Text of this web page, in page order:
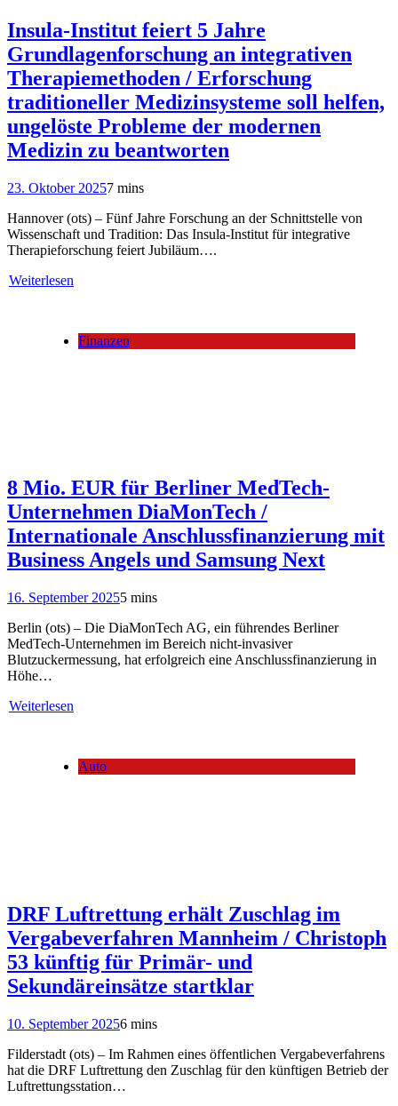
Insula-Institut feiert 5 Jahre
Grundlagenforschung an integrativen
Therapiemethoden / Erforschung
traditioneller Medizinsysteme soll helfen,
ungelöste Probleme der modernen
Medizin zu beantworten
23. Oktober 20257 mins
Hannover (ots) – Fünf Jahre Forschung an der Schnittstelle von
Wissenschaft und Tradition: Das Insula-Institut für integrative
Therapieforschung feiert Jubiläum….
Weiterlesen
Finanzen
8 Mio. EUR für Berliner MedTech-
Unternehmen DiaMonTech /
Internationale Anschlussfinanzierung mit
Business Angels und Samsung Next
16. September 20255 mins
Berlin (ots) – Die DiaMonTech AG, ein führendes Berliner
MedTech-Unternehmen im Bereich nicht-invasiver
Blutzuckermessung, hat erfolgreich eine Anschlussfinanzierung in
Höhe…
Weiterlesen
Auto
DRF Luftrettung erhält Zuschlag im
Vergabeverfahren Mannheim / Christoph
53 künftig für Primär- und
Sekundäreinsätze startklar
10. September 20256 mins
Filderstadt (ots) – Im Rahmen eines öffentlichen Vergabeverfahrens
hat die DRF Luftrettung den Zuschlag für den künftigen Betrieb der
Luftrettungsstation…